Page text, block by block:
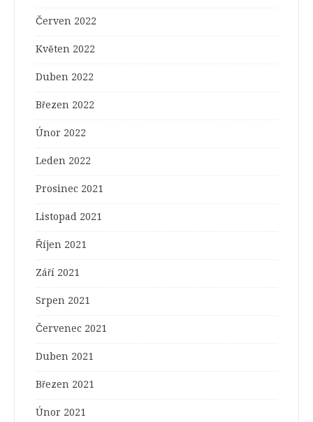
Červen 2022
Květen 2022
Duben 2022
Březen 2022
Únor 2022
Leden 2022
Prosinec 2021
Listopad 2021
Říjen 2021
Září 2021
Srpen 2021
Červenec 2021
Duben 2021
Březen 2021
Únor 2021